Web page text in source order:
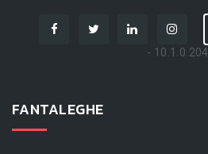
- 10.1.0.204
FANTALEGHE